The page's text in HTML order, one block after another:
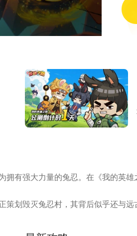
有强大力量的​​兔忍​​。在《我的英
划毁灭兔忍村，其背后似乎还与远